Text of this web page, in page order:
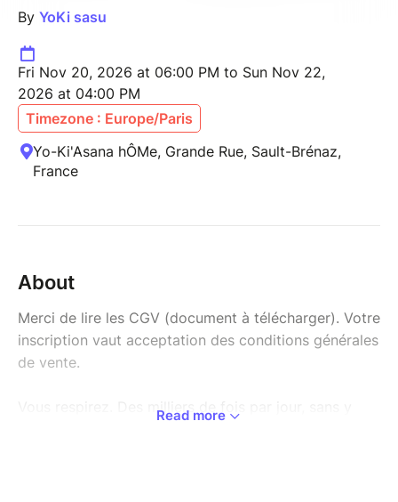
By YoKi sasu
Fri Nov 20, 2026 at 06:00 PM to Sun Nov 22,
2026 at 04:00 PM
Timezone : Europe/Paris
Yo-Ki'Asana hÔMe, Grande Rue, Sault-Brénaz,
France
About
Merci de lire les CGV (document à télécharger). Votre
inscription vaut acceptation des conditions générales
de vente.
Vous respirez. Des milliers de fois par jour, sans y
Read more